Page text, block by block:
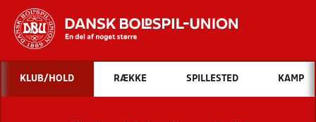
Hvad vil du søge efter?
INDHOLD OG NYHEDER
KLUB/HOLD RÆKKE SPILLESTED KAMP